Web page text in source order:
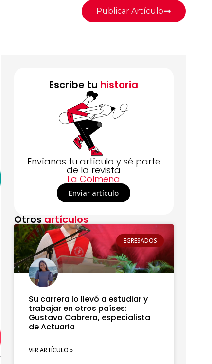
Publicar Artículo
Escribe tu historia
Envíanos tu artículo y sé parte
de la revista
La Colmena
Enviar artículo
Otros artículos
EGRESADOS
Su carrera lo llevó a estudiar y
trabajar en otros países:
Gustavo Cabrera, especialista
de Actuaria
VER ARTÍCULO »